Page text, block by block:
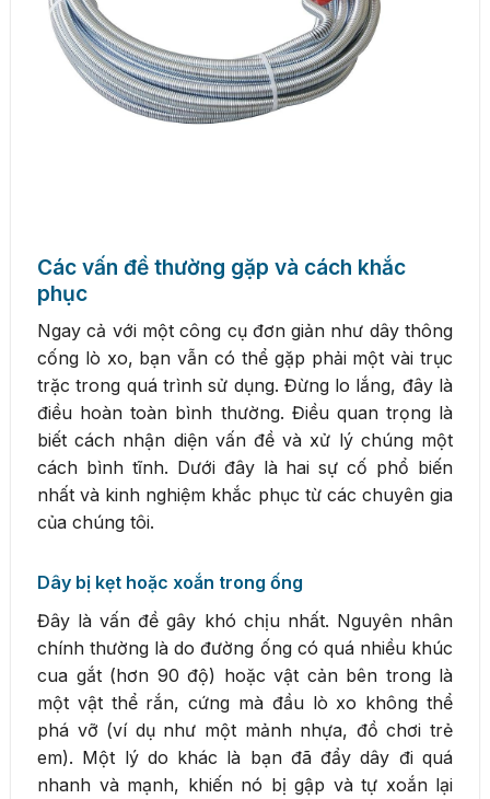
Các vấn đề thường gặp và cách khắc
phục
Ngay cả với một công cụ đơn giản như dây thông
cống lò xo, bạn vẫn có thể gặp phải một vài trục
trặc trong quá trình sử dụng. Đừng lo lắng, đây là
điều hoàn toàn bình thường. Điều quan trọng là
biết cách nhận diện vấn đề và xử lý chúng một
cách bình tĩnh. Dưới đây là hai sự cố phổ biến
nhất và kinh nghiệm khắc phục từ các chuyên gia
của chúng tôi.
Dây bị kẹt hoặc xoắn trong ống
Đây là vấn đề gây khó chịu nhất. Nguyên nhân
chính thường là do đường ống có quá nhiều khúc
cua gắt (hơn 90 độ) hoặc vật cản bên trong là
một vật thể rắn, cứng mà đầu lò xo không thể
phá vỡ (ví dụ như một mảnh nhựa, đồ chơi trẻ
em). Một lý do khác là bạn đã đẩy dây đi quá
nhanh và mạnh, khiến nó bị gập và tự xoắn lại